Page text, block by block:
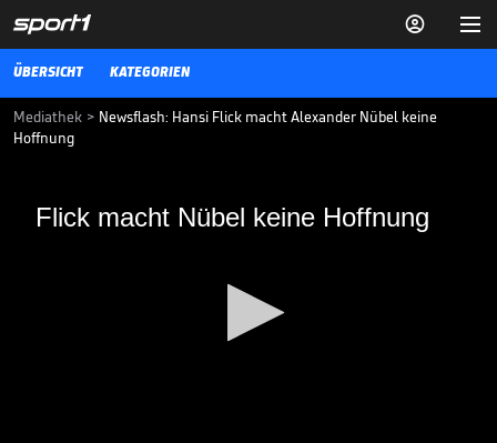


ÜBERSICHT KATEGORIEN
Mediathek > Newsflash: Hansi Flick macht Alexander Nübel keine
Hoffnung
Flick macht Nübel keine Hoffnung
Flick macht Nübel keine Hoffnung